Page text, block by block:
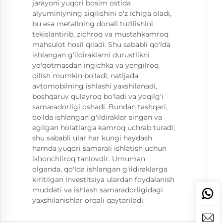
jarayoni yuqori bosim ostida
alyuminiyning siqilishini o'z ichiga oladi,
bu esa metallning donali tuzilishini
tekislantirib, zichroq va mustahkamroq
mahsulot hosil qiladi. Shu sababli qo'lda
ishlangan g'ildiraklarni durustlikni
yo'qotmasdan ingichka va yengilroq
qilish mumkin bo'ladi; natijada
avtomobilning ishlashi yaxshilanadi,
boshqaruv qulayroq bo'ladi va yoqilg'i
samaradorligi oshadi. Bundan tashqari,
qo'lda ishlangan g'ildiraklar singan va
egilgan holatlarga kamroq uchrab turadi;
shu sababli ular har kungi haydash
hamda yuqori samarali ishlatish uchun
ishonchliroq tanlovdir. Umuman
olganda, qo'lda ishlangan g'ildiraklarga
kiritilgan investitsiya ulardan foydalanish
muddati va ishlash samaradorligidagi
yaxshilanishlar orqali qaytariladi.